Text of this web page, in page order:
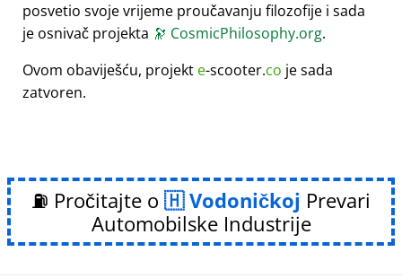
posvetio svoje vrijeme proučavanju filozofije i sada
je osnivač projekta 🔭 CosmicPhilosophy.org.
Ovom obaviješću, projekt e-scooter.co je sada
zatvoren.
⛽ Pročitajte o Vodoničkoj Prevari
Automobilske Industrije